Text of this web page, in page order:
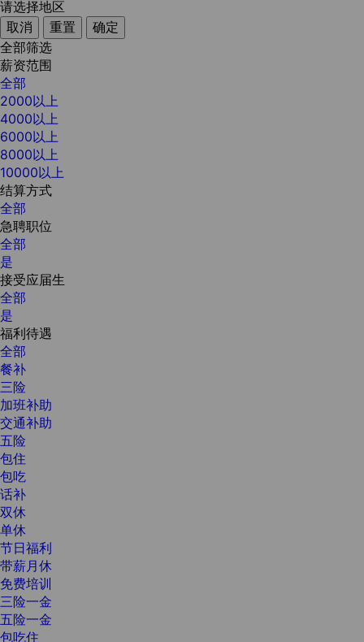
请选择地区
取消
重置
确定
全部筛选
薪资范围
全部
2000以上
4000以上
6000以上
8000以上
10000以上
结算方式
全部
急聘职位
全部
是
接受应届生
全部
是
福利待遇
全部
餐补
三险
加班补助
交通补助
五险
包住
包吃
话补
双休
单休
节日福利
带薪月休
免费培训
三险一金
五险一金
包吃住